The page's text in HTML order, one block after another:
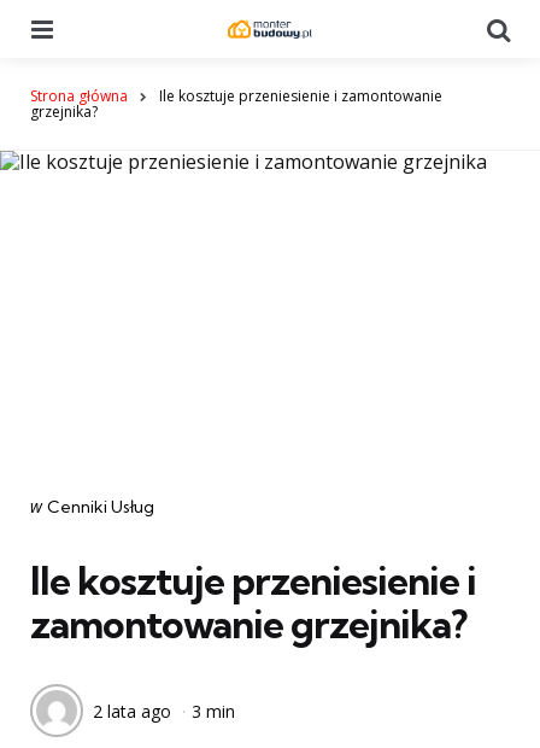
Strona główna Ile kosztuje przeniesienie i zamontowanie
grzejnika?
Categories
post
w Cenniki Usług
Ile kosztuje przeniesienie i
zamontowanie grzejnika?
2 lata ago 3 min